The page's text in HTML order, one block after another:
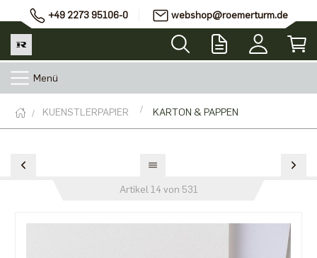
+49 2273 95106-0 webshop@roemerturm.de
Menü
KUENSTLERPAPIER KARTON & PAPPEN
Artikel 14 von 531